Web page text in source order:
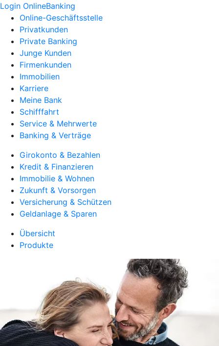
Login OnlineBanking
Online-Geschäftsstelle
Privatkunden
Private Banking
Junge Kunden
Firmenkunden
Immobilien
Karriere
Meine Bank
Schifffahrt
Service & Mehrwerte
Banking & Verträge
Girokonto & Bezahlen
Kredit & Finanzieren
Immobilie & Wohnen
Zukunft & Vorsorgen
Versicherung & Schützen
Geldanlage & Sparen
Übersicht
Produkte